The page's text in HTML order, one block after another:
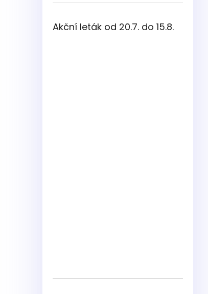
Akční leták od 20.7. do 15.8.